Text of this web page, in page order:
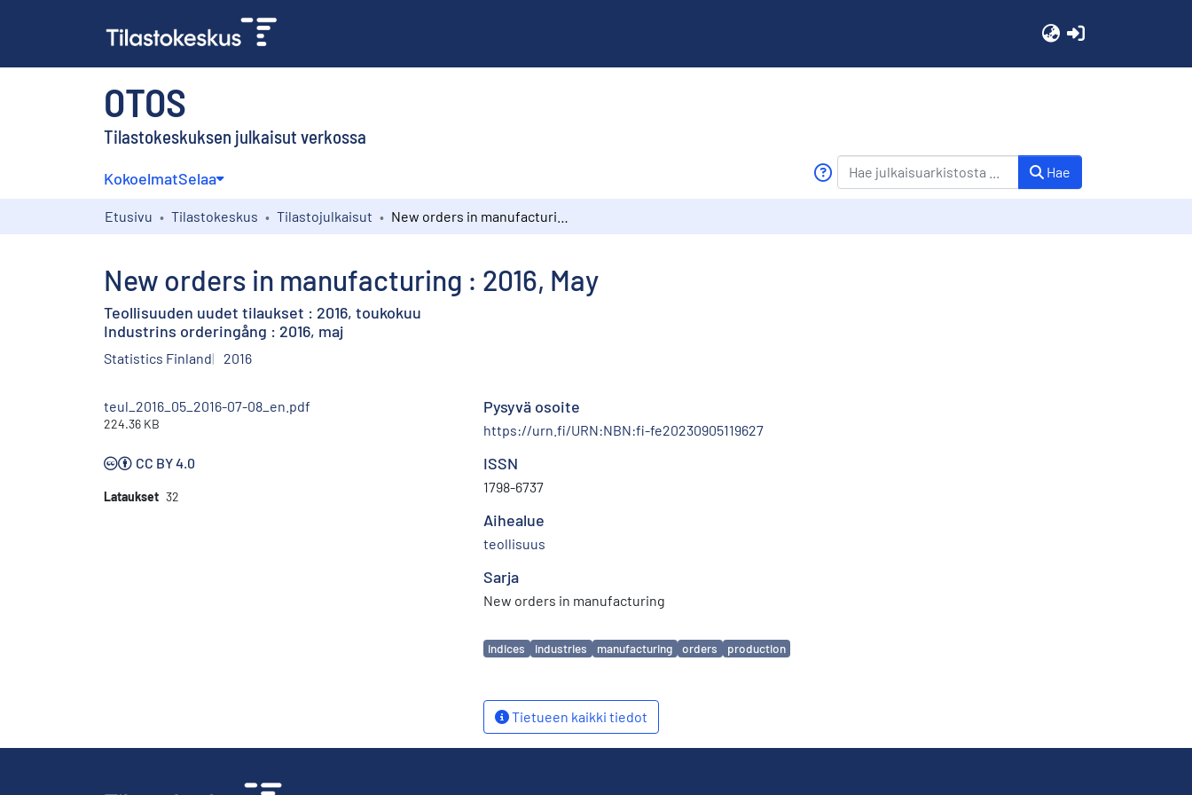
OTOS
Tilastokeskuksen julkaisut verkossa
KokoelmatSelaa Hae
Etusivu Tilastokeskus Tilastojulkaisut
New orders in manufacturing : 2016, May
Teollisuuden uudet tilaukset : 2016, toukokuu
Industrins orderingång : 2016, maj
Statistics Finland 2016
teul_2016_05_2016-07-08_en.pdf
224.36 KB
CC BY 4.0
Lataukset 32
Pysyvä osoite
https://urn.fi/URN:NBN:fi-fe20230905119627
ISSN
1798-6737
Aihealue
teollisuus
Sarja
New orders in manufacturing
Avainsanat
indices industries manufacturing orders production
Tietueen kaikki tiedot